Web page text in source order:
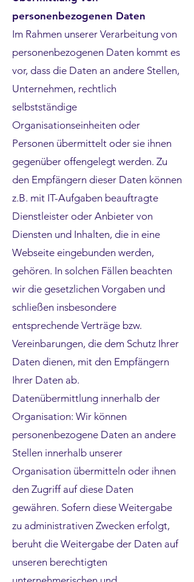
personenbezogenen Daten
Im Rahmen unserer Verarbeitung von
personenbezogenen Daten kommt es
vor, dass die Daten an andere Stellen,
Unternehmen, rechtlich
selbstständige
Organisationseinheiten oder
Personen übermittelt oder sie ihnen
gegenüber offengelegt werden. Zu
den Empfängern dieser Daten können
z.B. mit IT-Aufgaben beauftragte
Dienstleister oder Anbieter von
Diensten und Inhalten, die in eine
Webseite eingebunden werden,
gehören. In solchen Fällen beachten
wir die gesetzlichen Vorgaben und
schließen insbesondere
entsprechende Verträge bzw.
Vereinbarungen, die dem Schutz Ihrer
Daten dienen, mit den Empfängern
Ihrer Daten ab.
Datenübermittlung innerhalb der
Organisation: Wir können
personenbezogene Daten an andere
Stellen innerhalb unserer
Organisation übermitteln oder ihnen
den Zugriff auf diese Daten
gewähren. Sofern diese Weitergabe
zu administrativen Zwecken erfolgt,
beruht die Weitergabe der Daten auf
unseren berechtigten